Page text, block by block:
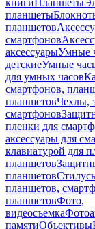
книгиПланшеты
планшеты
планшетов
смартфонов
аксессуарыУмные
детскиеУмные
для умных часов
смартфонов,
планшетовЧехлы,
смартфонов
пленки для
аксессуары для
клавиатурой для
планшетов
планшетов
планшетов,
планшетовФото,
видеосъемка
памятиОбъективы